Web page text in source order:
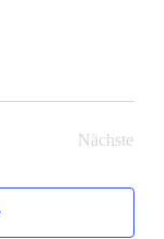
Nächste